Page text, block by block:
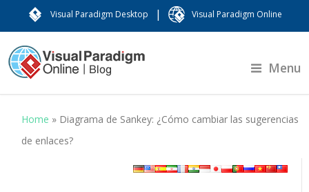
Visual Paradigm Desktop | Visual Paradigm Online
Menu
Home » Diagrama de Sankey: ¿Cómo cambiar las sugerencias
de enlaces?